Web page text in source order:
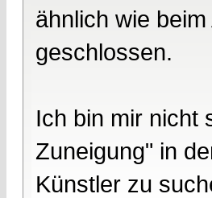
ähnlich wie
geschlossen.
Ich bin mir nicht
Zuneigung" in
Künstler zu